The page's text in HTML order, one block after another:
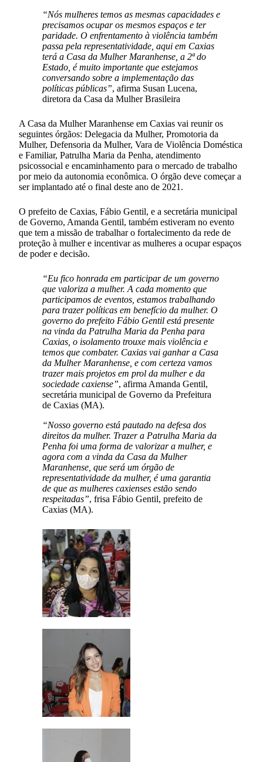
“Nós mulheres temos as mesmas capacidades e
precisamos ocupar os mesmos espaços e ter
paridade. O enfrentamento à violência também
passa pela representatividade, aqui em Caxias
terá a Casa da Mulher Maranhense, a 2ª do
Estado, é muito importante que estejamos
conversando sobre a implementação das
políticas públicas”, afirma Susan Lucena,
diretora da Casa da Mulher Brasileira
A Casa da Mulher Maranhense em Caxias vai reunir os
seguintes órgãos: Delegacia da Mulher, Promotoria da
Mulher, Defensoria da Mulher, Vara de Violência Doméstica
e Familiar, Patrulha Maria da Penha, atendimento
psicossocial e encaminhamento para o mercado de trabalho
por meio da autonomia econômica. O órgão deve começar a
ser implantado até o final deste ano de 2021.
O prefeito de Caxias, Fábio Gentil, e a secretária municipal
de Governo, Amanda Gentil, também estiveram no evento
que tem a missão de trabalhar o fortalecimento da rede de
proteção à mulher e incentivar as mulheres a ocupar espaços
de poder e decisão.
“Eu fico honrada em participar de um governo
que valoriza a mulher. A cada momento que
participamos de eventos, estamos trabalhando
para trazer políticas em benefício da mulher. O
governo do prefeito Fábio Gentil está presente
na vinda da Patrulha Maria da Penha para
Caxias, o isolamento trouxe mais violência e
temos que combater. Caxias vai ganhar a Casa
da Mulher Maranhense, e com certeza vamos
trazer mais projetos em prol da mulher e da
sociedade caxiense”, afirma Amanda Gentil,
secretária municipal de Governo da Prefeitura
de Caxias (MA).
“Nosso governo está pautado na defesa dos
direitos da mulher. Trazer a Patrulha Maria da
Penha foi uma forma de valorizar a mulher, e
agora com a vinda da Casa da Mulher
Maranhense, que será um órgão de
representatividade da mulher, é uma garantia
de que as mulheres caxienses estão sendo
respeitadas”, frisa Fábio Gentil, prefeito de
Caxias (MA).